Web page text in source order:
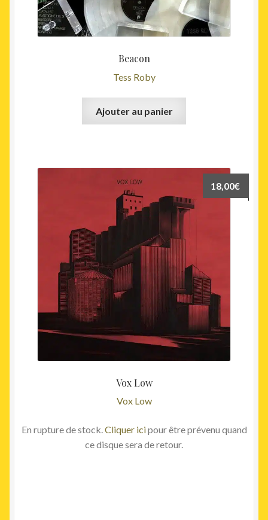
Beacon
Tess Roby
Ajouter au panier
Vox Low
Vox Low
18,00€
En rupture de stock. Cliquer icipour être prévenu quand
ce disque sera de retour.